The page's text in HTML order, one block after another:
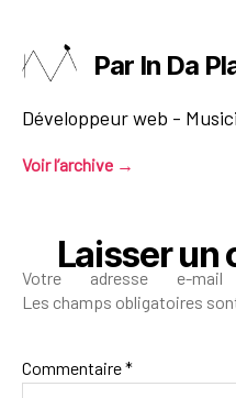
Par In Da
Développeur web -
Voir l’archive →
Laisser un
Votre adresse e-
Les champs obligatoires
Commentaire*